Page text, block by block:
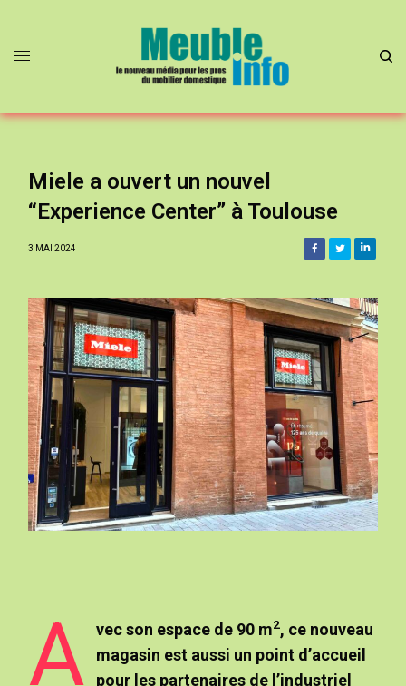
Miele a ouvert un nouvel
“Experience Center” à Toulouse
3 MAI 2024
A vec son espace de 90 m2, ce nouveau
magasin est aussi un point d’accueil
pour les partenaires de l’industriel